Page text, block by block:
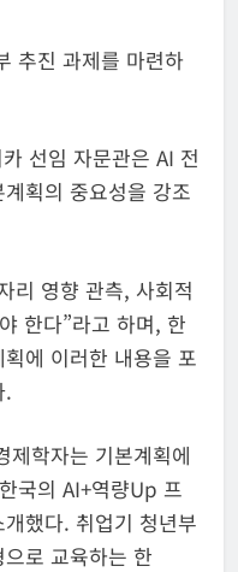
추진 과제를 마련하
선임 자문관은 AI 전
획의 중요성을 강조
리 영향 관측, 사회적
한다”라고 하며, 한
에 이러한 내용을 포
.
제학자는 기본계획에
국의 AI+역량Up 프
했다. 취업기 청년부
로 교육하는 한